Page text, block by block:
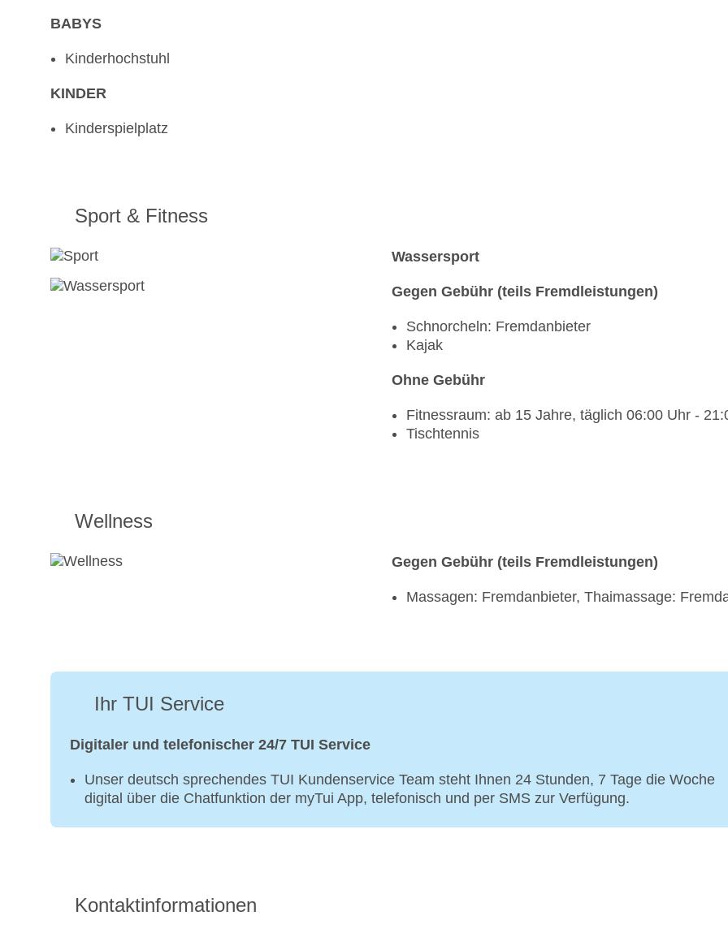
BABYS
Kinderhochstuhl
KINDER
Kinderspielplatz
Sport & Fitness
Wassersport
Gegen Gebühr (teils Fremdleistungen)
Schnorcheln: Fremdanbieter
Kajak
Ohne Gebühr
Fitnessraum: ab 15 Jahre, täglich 06:00 Uhr -
Tischtennis
Wellness
Gegen Gebühr (teils Fremdleistungen)
Massagen: Fremdanbieter, Thaimassage:
Ihr TUI Service
Digitaler und telefonischer 24/7 TUI Service
Unser deutsch sprechendes TUI Kundenservice Team steht Ihnen 24 Stunden, 7 Tage die Woche
digital über die Chatfunktion der myTui App, telefonisch und per SMS zur Verfügung.
Kontaktinformationen